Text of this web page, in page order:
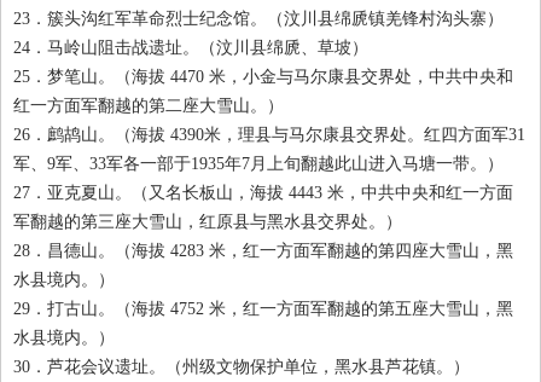
23 ．簇头沟红军革命烈士纪念馆。（汶川县绵虒镇羌锋村沟头寨）
24 ．马岭山阻击战遗址。（汶川县绵虒、草坡）
25 ．梦笔山。（海拔 4470 米，小金与马尔康县交界处，中共中央和
红一方面军翻越的第二座大雪山。）
26 ．鹧鸪山。（海拔 4390米，理县与马尔康县交界处。红四方面军31
军、9军、33军各一部于1935年7 月上旬翻越此山进入马塘一带。）
27 ．亚克夏山。（又名长板山，海拔 4443 米，中共中央和红一方面
军翻越的第三座大雪山，红原县与黑水县交界处。）
28 ．昌德山。（海拔 4283 米，红一方面军翻越的第四座大雪山，黑
水县境内。）
29 ．打古山。（海拔 4752 米，红一方面军翻越的第五座大雪山，黑
水县境内。）
30 ．芦花会议遗址。（州级文物保护单位，黑水县芦花镇。）